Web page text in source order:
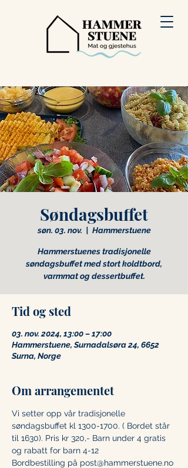
Søndagsbuffet
søn. 03. nov.
  |
Hammerstuene
Hammerstuenes tradisjonelle
søndagsbuffet med stort koldtbord,
varmmat og dessertbuffet.
Tid og sted
03. nov. 2024, 13:00 – 17:00
Hammerstuene, Surnadalsøra 24, 6652
Surna, Norge
Om arrangementet
Vi setter opp vår tradisjonelle
søndagsbuffet kl 1300-1700. ( Bordet står
til 1630). Pris kr 320,- Barn under 4 gratis
og rabatt for barn 4-12
Bordbestilling på post@hammerstuene.no